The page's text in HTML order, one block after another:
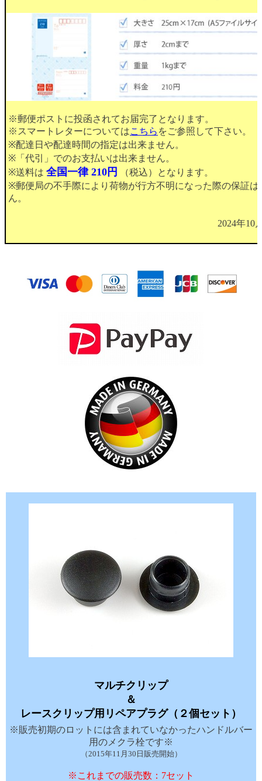
※郵便ポストに投函されてお届完了となります。
※スマートレターについてはこちら をご参照して下さい。
※配達日や配達時間の指定は出来ません。
※「代引」でのお支払いは出来ません。
※送料は 全国一律 210円
（税込）となります。
※郵便局の不手際により荷物が行方不明になった際の保証は
ん。
2024年10
マルチクリップ
＆
レースクリップ用リペアプラグ（２個セット）
※販売初期のロットには含まれていなかったハンドルバー
用のメクラ栓です※
（2015年11月30日販売開始）
※これまでの販売数：7セット